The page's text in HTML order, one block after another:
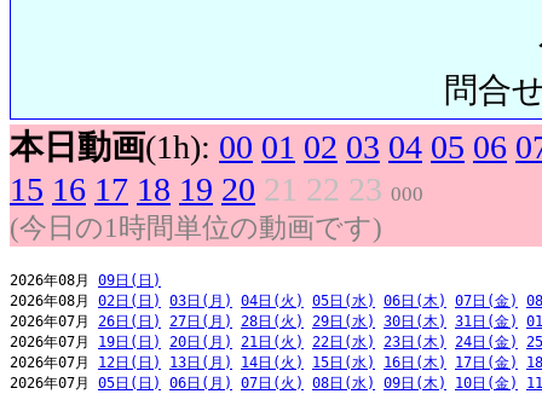
問合
本日動画(1h): 00 01 02 03 04 05 06
15 16 17 18 19 20 21 22 23 000
(今日の1時間単位の動画です)
2026年08月 09日(日)
2026年08月 02日(日) 03日(月) 04日(火) 05日(水) 06日(木) 07日(金)
2026年07月 26日(日) 27日(月) 28日(火) 29日(水) 30日(木) 31日(金)
2026年07月 19日(日) 20日(月) 21日(火) 22日(水) 23日(木) 24日(金)
2026年07月 12日(日) 13日(月) 14日(火) 15日(水) 16日(木) 17日(金)
2026年07月 05日(日) 06日(月) 07日(火) 08日(水) 09日(木) 10日(金)